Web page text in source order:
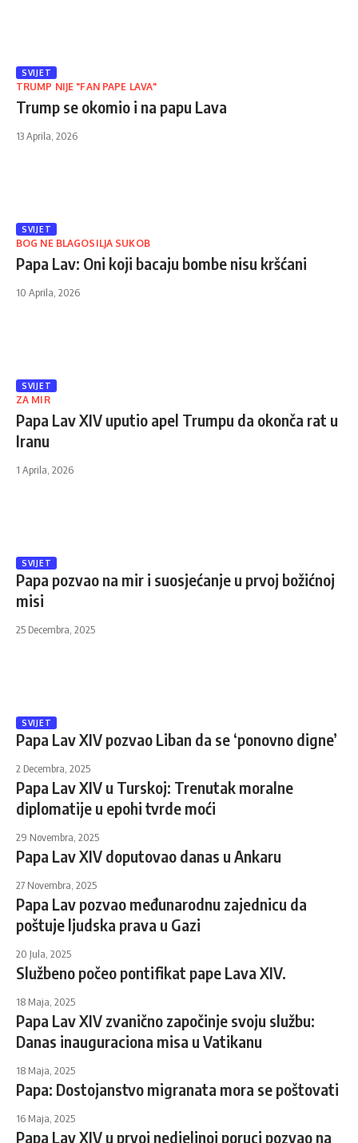
SVIJET
TRUMP NIJE "FAN PAPE LAVA"
Trump se okomio i na papu Lava
13 Aprila, 2026
SVIJET
BOG NE BLAGOSILJA SUKOB
Papa Lav: Oni koji bacaju bombe nisu kršćani
10 Aprila, 2026
SVIJET
ZA MIR
Papa Lav XIV uputio apel Trumpu da okonča rat u
Iranu
1 Aprila, 2026
SVIJET
Papa pozvao na mir i suosjećanje u prvoj božićnoj
misi
25 Decembra, 2025
SVIJET
Papa Lav XIV pozvao Liban da se ‘ponovno digne’
2 Decembra, 2025
Papa Lav XIV u Turskoj: Trenutak moralne
diplomatije u epohi tvrde moći
29 Novembra, 2025
Papa Lav XIV doputovao danas u Ankaru
27 Novembra, 2025
Papa Lav pozvao međunarodnu zajednicu da
poštuje ljudska prava u Gazi
20 Jula, 2025
Službeno počeo pontifikat pape Lava XIV.
18 Maja, 2025
Papa Lav XIV zvanično započinje svoju službu:
Danas inauguraciona misa u Vatikanu
18 Maja, 2025
Papa: Dostojanstvo migranata mora se poštovati
16 Maja, 2025
Papa Lav XIV u prvoj nedjeljnoj poruci pozvao na